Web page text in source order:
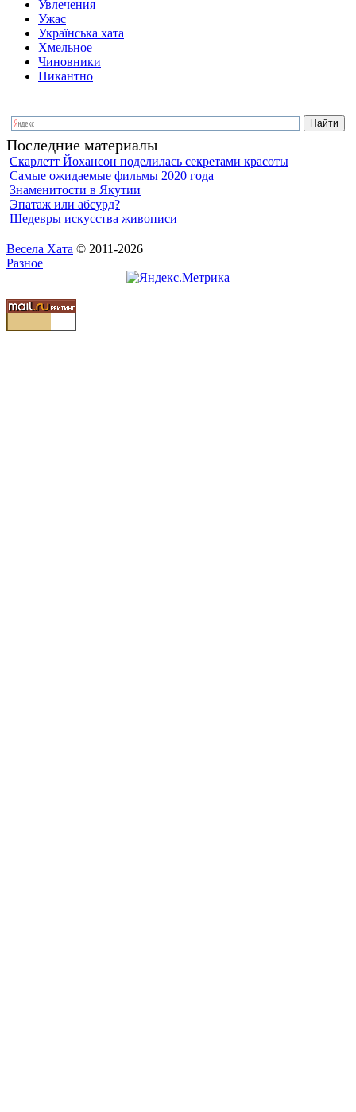
Увлечения
Ужас
Українська хата
Хмельное
Чиновники
Пикантно
Последние материалы
Скарлетт Йохансон поделилась секретами красоты
Самые ожидаемые фильмы 2020 года
Знаменитости в Якутии
Эпатаж или абсурд?
Шедевры искусства живописи
Весела Хата © 2011-2026
Разное